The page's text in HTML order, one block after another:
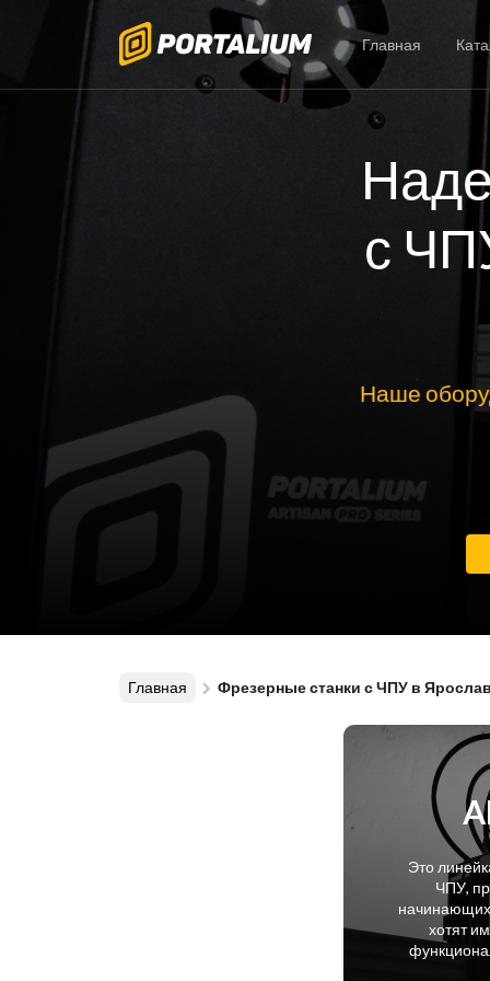
Главная
с
Наше
Главная Фрезерные станки с ЧПУ в
Это
ЧПУ,
начинающих
хотят